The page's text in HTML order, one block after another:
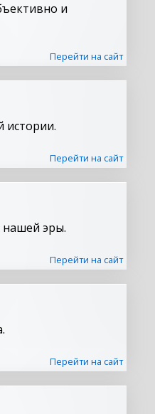
и
Перейти на сайт
истории.
Перейти на сайт
нашей эры.
Перейти на сайт
Перейти на сайт